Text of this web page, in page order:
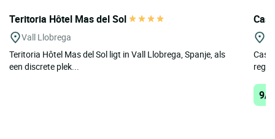
Teritoria Hôtel Mas del Sol
Vall Llobrega
Teritoria Hôtel Mas del Sol ligt in Vall Llobrega, Spanje, als
een discrete plek...
9/